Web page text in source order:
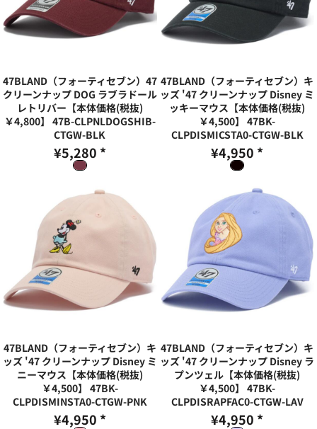
47BLAND（フォーティセブン）47
クリーンナップ DOG ラブラドール
レトリバー【本体価格(税抜)
￥4,800】 47B-CLPNLDOGSHIB-
CTGW-BLK
¥5,280 *
47BLAND（フォーティセブン）キ
ッズ '47 クリーンナップ Disney ミ
ッキーマウス【本体価格(税抜)
￥4,500】
47BK-
CLPDISMICSTA0-CTGW-BLK
¥4,950 *
47BLAND（フォーティセブン）キ
ッズ '47 クリーンナップ Disney ミ
ニーマウス【本体価格(税抜)
￥4,500】 47BK-
CLPDISMINSTA0-CTGW-PNK
¥4,950 *
47BLAND（フォーティセブン）キ
ッズ '47 クリーンナップ Disney ラ
プンツェル【本体価格(税抜)
￥4,500】
47BK-
CLPDISRAPFAC0-CTGW-LAV
¥4,950 *